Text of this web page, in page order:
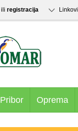
ili registracija Linkovi
Pribor Oprema